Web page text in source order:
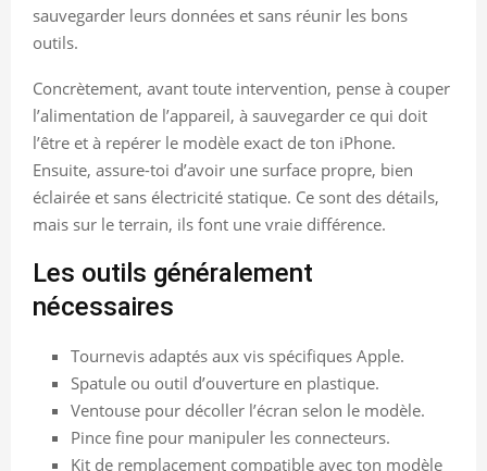
sauvegarder leurs données et sans réunir les bons
outils.
Concrètement, avant toute intervention, pense à couper
l’alimentation de l’appareil, à sauvegarder ce qui doit
l’être et à repérer le modèle exact de ton iPhone.
Ensuite, assure-toi d’avoir une surface propre, bien
éclairée et sans électricité statique. Ce sont des détails,
mais sur le terrain, ils font une vraie différence.
Les outils généralement
nécessaires
Tournevis adaptés aux vis spécifiques Apple.
Spatule ou outil d’ouverture en plastique.
Ventouse pour décoller l’écran selon le modèle.
Pince fine pour manipuler les connecteurs.
Kit de remplacement compatible avec ton modèle